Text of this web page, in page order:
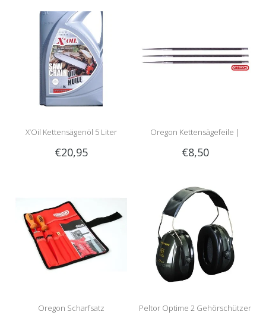
X’Oil Kettensägenöl 5 Liter
€20,95
Oregon Kettensägefeile |
Rundfeile
€8,50
Oregon Scharfsatz Peltor Optime 2 Gehörschützer